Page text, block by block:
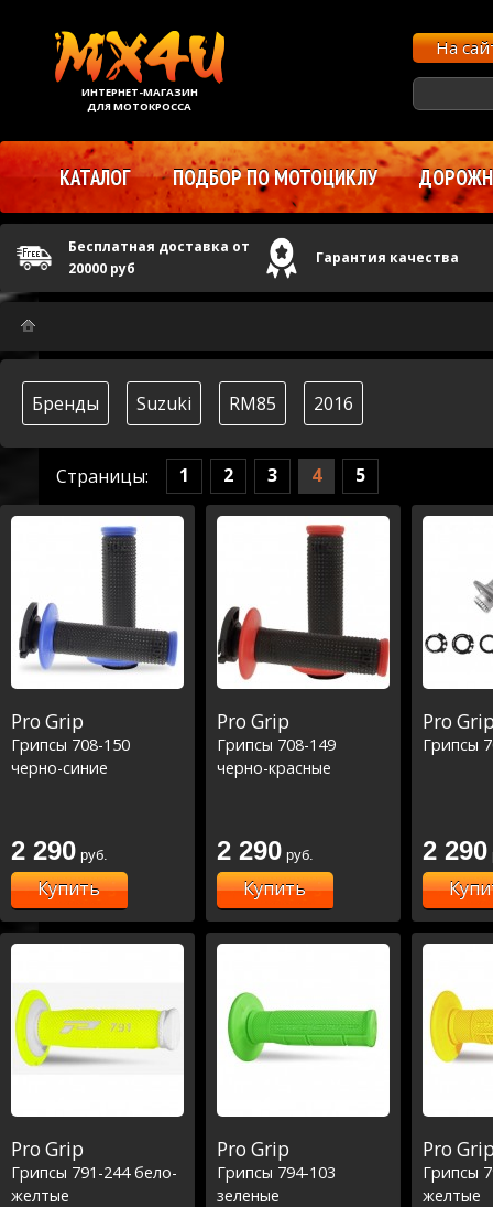
Бренды Suzuki RM85 2016
Страницы: 1 2 3 4 5
Pro Grip
Грипсы 708-150
черно-синие
2 290 руб.
Купить
Pro Grip
Грипсы 708-149
черно-красные
2 290 руб.
Купить
Pro
Грипсы
2 290
Pro Grip
Грипсы 791-244 бело-
желтые
Pro Grip
Грипсы 794-103
зеленые
Pro
Грипсы
желтые
ИНТЕРНЕТ-МАГАЗИН
ДЛЯ МОТОКРОССА
На
КАТАЛОГ ПОДБОР ПО МОТОЦИКЛУ
Бесплатная доставка от
20000 руб
Гарантия качества